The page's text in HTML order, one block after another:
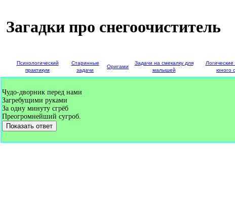
Загадки про снегоочиститель
Психологический
практикум
Старинные
задачи
Оригами
Задачи на смекалку для
малышей
юного
Чудо-дворник перед нами
Загребущими руками
За одну минуту сгрёб
Преогромнейший сугроб.
Показать ответ